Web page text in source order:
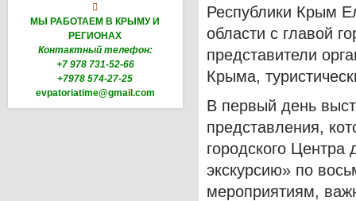

МЫ РАБОТАЕМ В КРЫМУ И
РЕГИОНАХ
Контактный телефон:
+7 978 731-52-66
+7978 574-27-25
evpatoriatime@gmail.com
Республики Крым
области с главой
представители
Крыма,
В первый день
представления,
городского
экскурсию» по
мероприятиям,